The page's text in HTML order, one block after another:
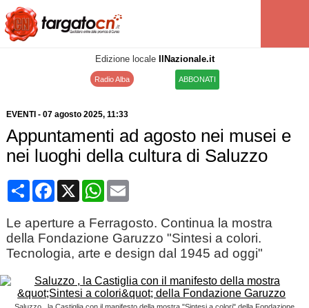
Edizione locale IlNazionale.it
Radio Alba ABBONATI
EVENTI - 07 agosto 2025, 11:33
Appuntamenti ad agosto nei musei e
nei luoghi della cultura di Saluzzo
CondividiFacebook
X WhatsApp
Email
Le aperture a Ferragosto. Continua la mostra
della Fondazione Garuzzo "Sintesi a colori.
Tecnologia, arte e design dal 1945 ad oggi"